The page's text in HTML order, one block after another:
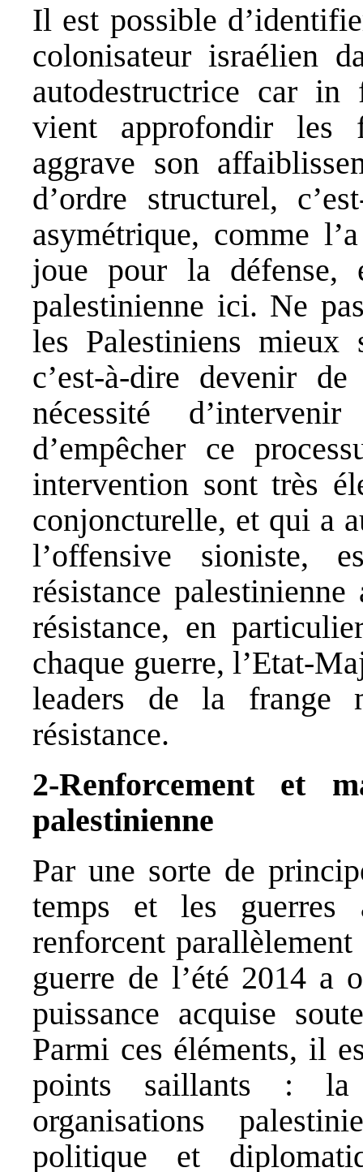
Il est possible
colonisateur israélien
autodestructrice car in
vient approfondir les
aggrave son
d’ordre structurel,
asymétrique, comme
joue pour la défense,
palestinienne ici. Ne
les Palestiniens mieux
c’est-à-dire devenir
nécessité
d’empêcher ce
intervention sont très
conjoncturelle, et qui a
l’offensive sioniste,
résistance
résistance, en
chaque guerre, l’Etat-
leaders de la frange
résistance.
2-Renforcement et
palestinienne
Par une sorte de
temps et les guerres
renforcent
guerre de l’été 2014 a
puissance acquise
Parmi ces éléments, il
points saillants : la
organisations
politique et